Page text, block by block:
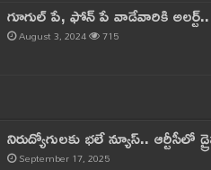
గూగుల్ పే, ఫోన్ పే వాడేవారికి
August 3, 2024 715
నిరుద్యోగులకు భలే న్యూస్.. ఆర్టీసీలో
September 17, 2025